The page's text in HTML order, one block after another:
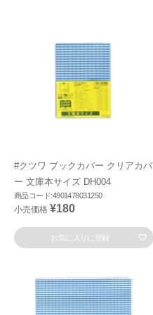
#クツワ ブックカバー クリアカバ
ー 文庫本サイズ DH004
商品コード:4901478031250
小売価格 ¥180
お気に入りに登録